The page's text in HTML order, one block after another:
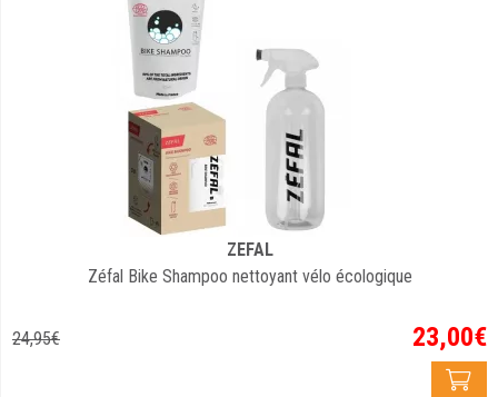
ZEFAL
Zéfal Bike Shampoo nettoyant vélo écologique
24,95€ 23,00€